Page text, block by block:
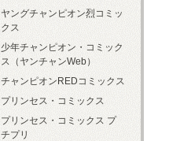
ヤングチャンピオン烈コミッ
クス
少年チャンピオン・コミック
ス（ヤンチャンWeb）
チャンピオンREDコミックス
プリンセス・コミックス
プリンセス・コミックス プ
チプリ